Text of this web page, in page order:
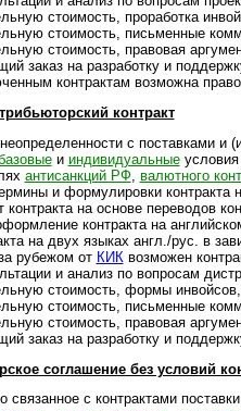
стоимость, проработка
стоимость, письменные
стоимость, правовая
заказ на разработку и
контрактам возможна
контракт
с поставками и
и индивидуальныеусловия
антисанкций РФ, валютного
и формулировки контракта
контракта на основе пере­во­дов
контракта на
на двух языках англ./рус. в
рубежом от КИК возможен
и анализ по вопросам
стоимость, формы
стоимость, письменные
стоимость, правовая
заказ на разработку и
соглашение без условий
связанное с контрактами